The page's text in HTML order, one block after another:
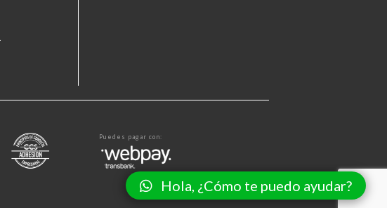
Hola, ¿Cómo te puedo ayudar?
Puedes pagar con: